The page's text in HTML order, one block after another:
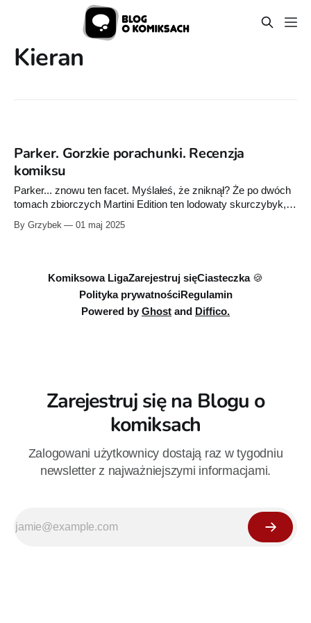
Kieran
Parker. Gorzkie porachunki. Recenzja
komiksu
Parker... znowu ten facet. Myślałeś, że zniknął? Że po dwóch
tomach zbiorczych Martini Edition ten lodowaty skurczybyk,
który mówi mało, ale celuje bez pudła, zrobił sobie wakacje?
Zapomniałeś, kim on jest. A teraz wraca. Bez fanfar, bez
By Grzybek 01 maj 2025
Komiksowa LigaZarejestruj sięCiasteczka 🍪
Polityka prywatnościRegulamin
Powered by Ghost and Diffico.
Zarejestruj się na Blogu o
komiksach
Zalogowani użytkownicy dostają raz w tygodniu
newsletter z najważniejszymi informacjami.